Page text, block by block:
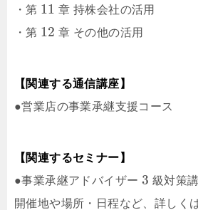
・第 11 章 持株会社の活用
・第 12 章 その他の活用
【関連する通信講座】
●営業店の事業承継支援コース
【関連するセミナー】
●事業承継アドバイザー 3 級対策
開催地や場所・日程など、詳しく